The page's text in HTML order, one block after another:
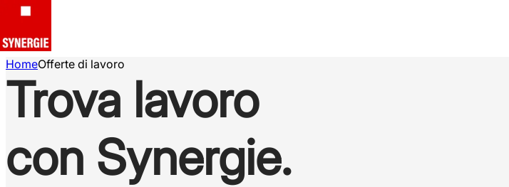
HomeOfferte di lavoro
Trova lavoro
con Synergie.